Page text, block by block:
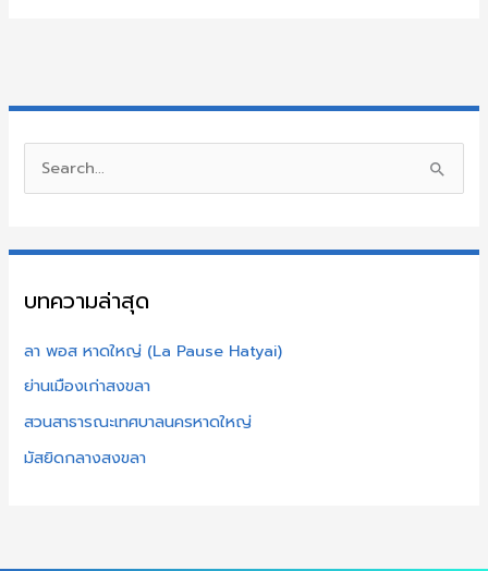
e
c
f
o
r
:
บทความล่าสุด
ลา พอส หาดใหญ่ (La Pause Hatyai)
ย่านเมืองเก่าสงขลา
สวนสาธารณะเทศบาลนครหาดใหญ่
มัสยิดกลางสงขลา